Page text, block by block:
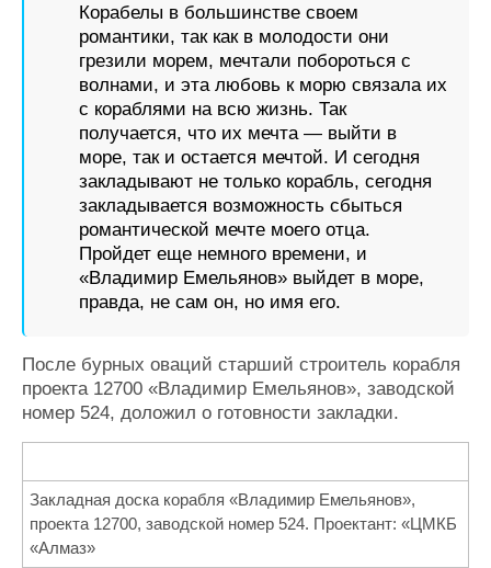
Корабелы в большинстве своем
романтики, так как в молодости они
грезили морем, мечтали побороться с
волнами, и эта любовь к морю связала их
с кораблями на всю жизнь. Так
получается, что их мечта — выйти в
море, так и остается мечтой. И сегодня
закладывают не только корабль, сегодня
закладывается возможность сбыться
романтической мечте моего отца.
Пройдет еще немного времени, и
«Владимир Емельянов» выйдет в море,
правда, не сам он, но имя его.
После бурных оваций старший строитель корабля
проекта 12700 «Владимир Емельянов», заводской
номер 524, доложил о готовности закладки.
Закладная доска корабля «Владимир Емельянов»,
проекта 12700, заводской номер 524. Проектант: «ЦМКБ
«Алмаз»